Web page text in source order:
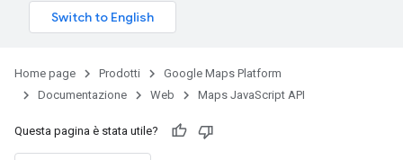
Home page Prodotti
Google Maps Platform
Documentazione
Web Maps JavaScript API
Questa pagina è stata utile?